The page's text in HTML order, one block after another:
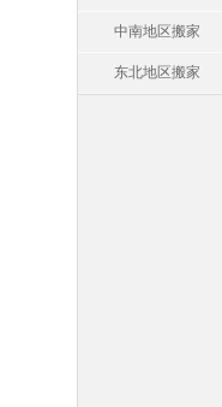
中南地区搬家
东北地区搬家